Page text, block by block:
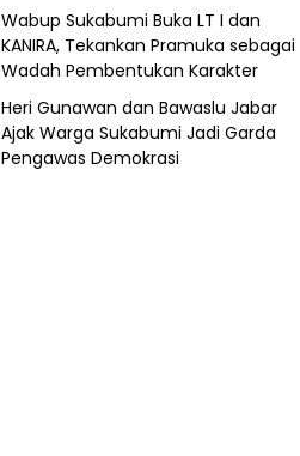
Wabup Sukabumi Buka LT I dan
KANIRA, Tekankan Pramuka sebagai
Wadah Pembentukan Karakter
Heri Gunawan dan Bawaslu Jabar
Ajak Warga Sukabumi Jadi Garda
Pengawas Demokrasi